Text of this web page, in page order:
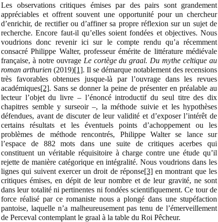
Les observations critiques émises par des pairs sont grandement
appréciables et offrent souvent une opportunité pour un chercheur
d’enrichir, de rectifier ou d’affiner sa propre réflexion sur un sujet de
recherche. Encore faut-il qu’elles soient fondées et objectives. Nous
voudrions donc revenir ici sur le compte rendu qu’a récemment
consacré Philippe Walter, professeur émérite de littérature médiévale
française, à notre ouvrage Le cortège du graal. Du mythe celtique au
roman arthurien (2019)[1]. Il se démarque notablement des recensions
très favorables obtenues jusque-là par l’ouvrage dans les revues
académiques[2]. Sans se donner la peine de présenter en préalable au
lecteur l’objet du livre – l’énoncé introductif du seul titre des dix
chapitres semble y surseoir –, la méthode suivie et les hypothèses
défendues, avant de discuter de leur validité et d’exposer l’intérêt de
certains résultats et les éventuels points d’achoppement ou les
problèmes de méthode rencontrés, Philippe Walter se lance sur
l’espace de 882 mots dans une suite de critiques acerbes qui
constituent un véritable réquisitoire à charge contre une étude qu’il
rejette de manière catégorique en intégralité. Nous voudrions dans les
lignes qui suivent exercer un droit de réponse[3]en montrant que les
critiques émises, en dépit de leur nombre et de leur gravité, ne sont
dans leur totalité ni pertinentes ni fondées scientifiquement. Ce tour de
force réalisé par ce romaniste nous a plongé dans une stupéfaction
pantoise, laquelle n’a malheureusement pas tenu de l’émerveillement
de Perceval contemplant le graal à la table du Roi Pêcheur.